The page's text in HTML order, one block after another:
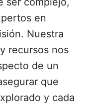
en
Nuestra
recursos nos
de un
que
y cada